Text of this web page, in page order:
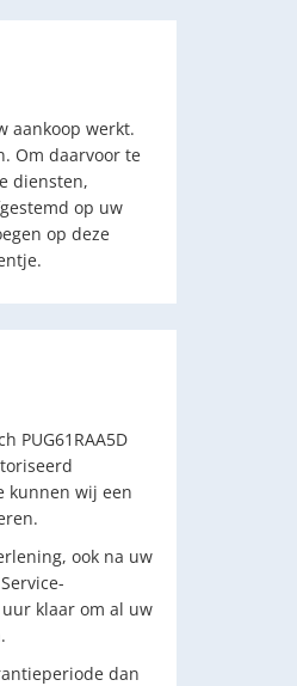
aankoop werkt.
Om daarvoor te
diensten,
op uw
op deze
PUG61RAA5D
kunnen wij een
ook na uw
klaar om al uw
dan